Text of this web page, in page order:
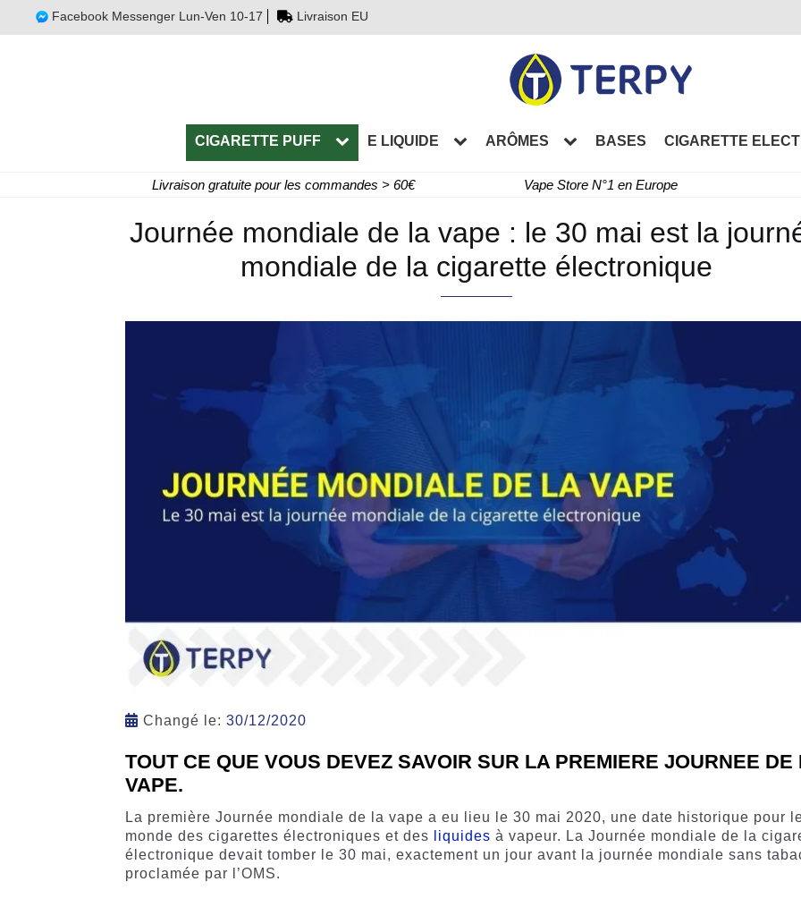
Facebook Messenger Lun-Ven 10-17 Livraison EU
CIGARETTE PUFF E LIQUIDE ARÔMES BASES CIGARETTE
Livraison gratuite pour les commandes > 60€ Vape Store N°1 en Europe
Journée mondiale de la vape : le 30 mai est la
mondiale de la cigarette électronique
Changé le: 30/12/2020
TOUT CE QUE VOUS DEVEZ SAVOIR SUR LA PREMIERE JOURNEE DE
VAPE.
La première Journée mondiale de la vape a eu lieu le 30 mai 2020, une date historique pour
monde des cigarettes électroniques et des
liquides à vapeur. La Journée mondiale de la
électronique devait tomber le 30 mai, exactement un jour avant la journée mondiale sans
proclamée par l’OMS.